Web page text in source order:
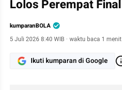
Lolos Perempat Final
kumparanBOLA
5 Juli 2026 8:40 WIB · waktu baca 1 menit
Ikuti kumparan di Google